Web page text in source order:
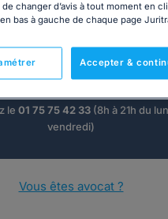
une consultation
Consulter immédiatement
le 01 75 75 42 33(8h à 21h du
vendredi)
Vous êtes avocat ?
changer d’avis à tout moment en
bas à gauche de chaque page
Accepter &